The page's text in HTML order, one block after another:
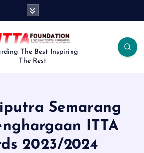
The Best Inspiring
The Rest
Semarang
ITTA
2023/2024